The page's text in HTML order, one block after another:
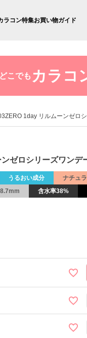
ラコン特集お買い物ガイド
こでも カラコ
1day リルムーンゼロ
ゼロシリーズワンデ
うるおい成分 ナチュ
含水率38%